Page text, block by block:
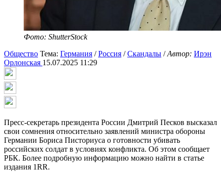
Фото: ShutterStock
Общество Тема: Германия /Россия /Скандалы /Автор: Ирэн
Орлонская 15.07.2025 11:29
Пресс-секретарь президента России Дмитрий Песков высказал
свои сомнения относительно заявлений министра обороны
Германии Бориса Писториуса о готовности убивать
российских солдат в условиях конфликта. Об этом сообщает
РБК. Более подробную информацию можно найти в статье
издания 1RR.